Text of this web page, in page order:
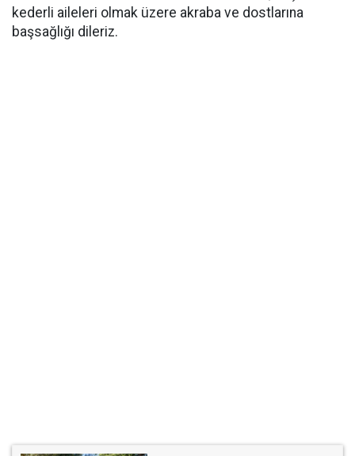
kederli aileleri olmak üzere akraba ve dostlarına
başsağlığı dileriz.